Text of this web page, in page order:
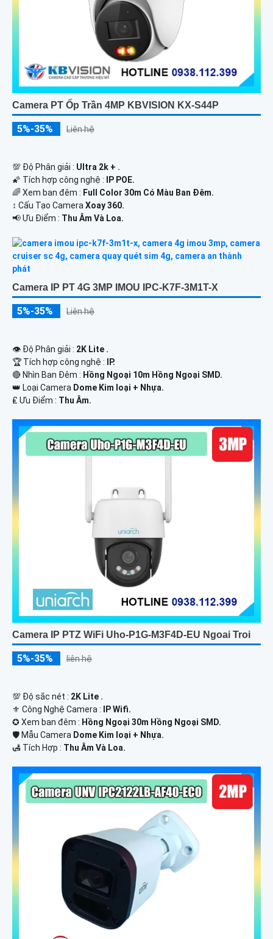
Camera PT Ốp Trần 4MP KBVISION KX-S44P
5%-35% Liên hệ
💯 Độ Phân giải : Ultra 2k + .
🌠 Tích hợp công nghệ :
IP POE.
🌈 Xem ban đêm : Full Color 30m Có Màu Ban Ðêm.
↕️ Cấu Tạo Camera Xoay 360.
️📢 Ưu Điểm : Thu Âm Và Loa.
Camera IP PT 4G 3MP IMOU IPC-K7F-3M1T-X
5%-35% Liên hệ
👁 Độ Phân giải : 2K Lite .
🏆 Tích hợp công nghệ :
IP.
🔴 Nhìn Ban Đêm : Hồng Ngoại 10m Hồng Ngoại SMD.
👑 Loại Camera Dome Kim loại + Nhựa.
️₤ Ưu Điểm : Thu Âm.
Camera IP PTZ WiFi Uho-P1G-M3F4D-EU Ngoai Troi
5%-35% liên hệ
💯 Độ sắc nét : 2K Lite .
⚜️ Công Nghệ Camera :
IP Wifi.
✪ Xem ban đêm : Hồng Ngoại 30m Hồng Ngoại SMD.
🛡 Mẫu Camera Dome Kim loại + Nhựa.
️🛃 Tích Hợp : Thu Âm Và Loa.